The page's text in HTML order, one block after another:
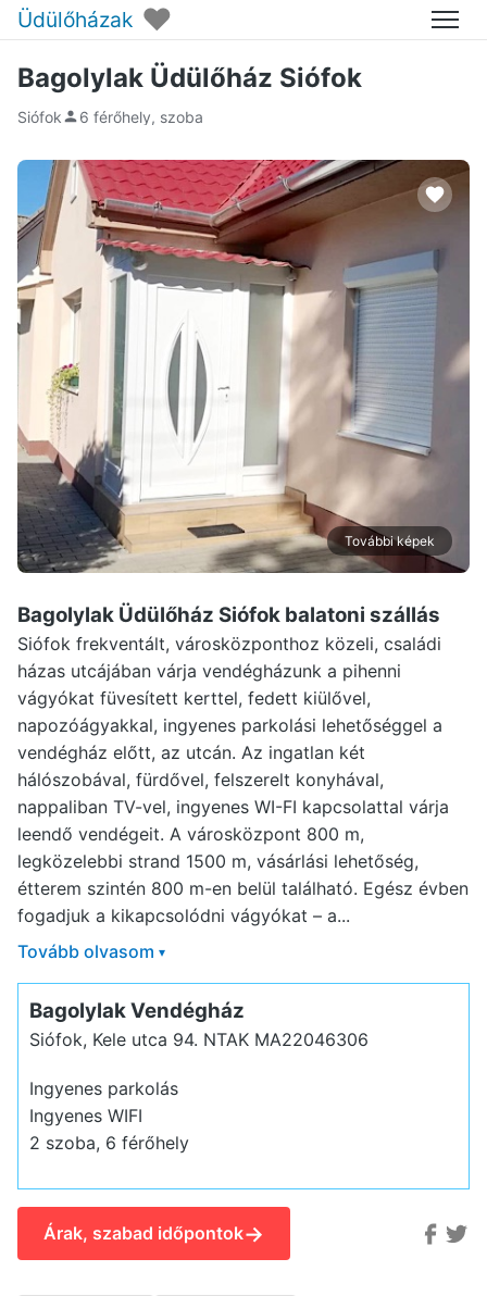
Üdülőházak ♥ Menü
Bagolylak Üdülőház Siófok
Siófok 6 férőhely, szoba
További képek
Bagolylak Üdülőház Siófok balatoni szállás
Siófok frekventált, városközponthoz közeli, családi
házas utcájában várja vendégházunk a pihenni
vágyókat füvesített kerttel, fedett kiülővel,
napozóágyakkal, ingyenes parkolási lehetőséggel a
vendégház előtt, az utcán. Az ingatlan két
hálószobával, fürdővel, felszerelt konyhával,
nappaliban TV-vel, ingyenes WI-FI kapcsolattal várja
leendő vendégeit. A városközpont 800 m,
legközelebbi strand 1500 m, vásárlási lehetőség,
étterem szintén 800 m-en belül található. Egész évben
fogadjuk a kikapcsolódni vágyókat – a...
Tovább olvasom ▾
Bagolylak Vendégház
Siófok, Kele utca 94. NTAK MA22046306
Ingyenes parkolás
Ingyenes WIFI
2 szoba, 6 férőhely
Árak, szabad időpontok→